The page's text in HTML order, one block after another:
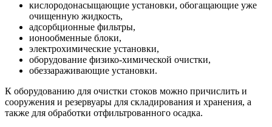
кислородонасыщающие установки, обогащающие уже
очищенную жидкость,
адсорбционные фильтры,
ионообменные блоки,
электрохимические установки,
оборудование физико-химической очистки,
обеззараживающие установки.
К оборудованию для очистки стоков можно причислить и
сооружения и резервуары для складирования и хранения, а
также для обработки отфильтрованного осадка.